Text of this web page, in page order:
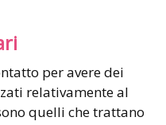
per avere dei
relativamente al
quelli che trattano